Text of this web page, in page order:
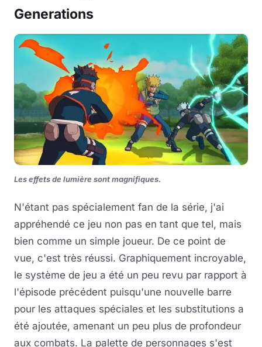
Generations
Les effets de lumière sont magnifiques.
N'étant pas spécialement fan de la série, j'ai
appréhendé ce jeu non pas en tant que tel, mais
bien comme un simple joueur. De ce point de
vue, c'est très réussi. Graphiquement incroyable,
le système de jeu a été un peu revu par rapport à
l'épisode précédent puisqu'une nouvelle barre
pour les attaques spéciales et les substitutions a
été ajoutée, amenant un peu plus de profondeur
aux combats. La palette de personnages s'est